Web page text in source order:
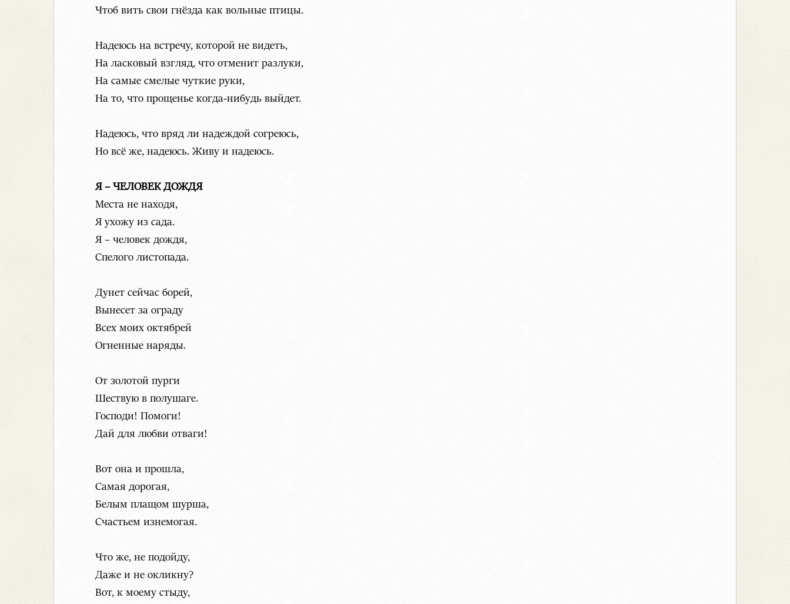
Чтоб вить свои гнёзда как вольные птицы.
Надеюсь на встречу, которой не видеть,
На ласковый взгляд, что отменит разлуки,
На самые смелые чуткие руки,
На то, что прощенье когда-нибудь выйдет.
Надеюсь, что вряд ли надеждой согреюсь,
Но всё же, надеюсь. Живу и надеюсь.
Я – ЧЕЛОВЕК ДОЖДЯ
Места не находя,
Я ухожу из сада.
Я – человек дождя,
Спелого листопада.
Дунет сейчас борей,
Вынесет за ограду
Всех моих октябрей
Огненные наряды.
От золотой пурги
Шествую в полушаге.
Господи! Помоги!
Дай для любви отваги!
Вот она и прошла,
Самая дорогая,
Белым плащом шурша,
Счастьем изнемогая.
Что же, не подойду,
Даже и не окликну?
Вот, к моему стыду,